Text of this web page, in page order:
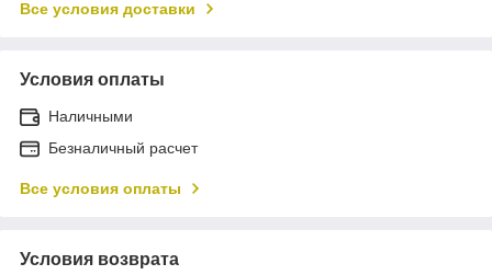
Все условия доставки
Условия оплаты
Наличными
Безналичный расчет
Все условия оплаты
Условия возврата